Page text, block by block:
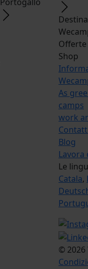
Offerte
Shop
As
camps
work
Blog
Lavora
Le
Catala,
© 2026